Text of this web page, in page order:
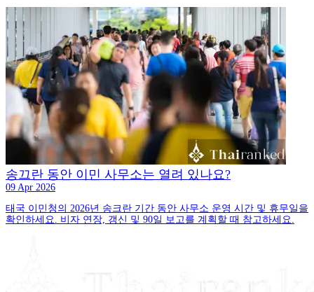
송끄란 동안 이민 사무소는 열려 있나요?
09 Apr 2026
태국 이민청의 2026년 송크란 기간 동안 사무소 운영 시간 및 휴무일을
확인하세요. 비자 연장, 갱신 및 90일 보고를 계획할 때 참고하세요.